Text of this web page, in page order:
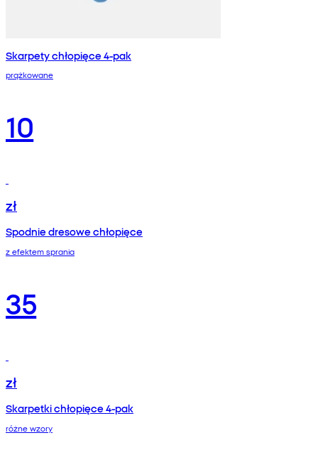
Skarpety chłopięce 4-pak
prążkowane
10
zł
Spodnie dresowe chłopięce
z efektem sprania
35
zł
Skarpetki chłopięce 4-pak
różne wzory